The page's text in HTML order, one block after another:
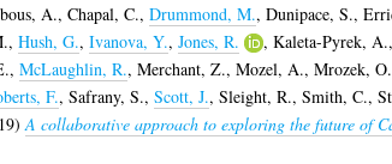
A., Chapal, C., Drummond, M., Dunipace, S.,
, Hush, G., Ivanova, Y., Jones, R. , Kaleta-Pyrek, A.,
, McLaughlin, R., Merchant, Z., Mozel, A., Mrozek, O.
F., Safrany, S., Scott, J., Sleight, R., Smith, C.,
A collaborative approach to exploring the future of